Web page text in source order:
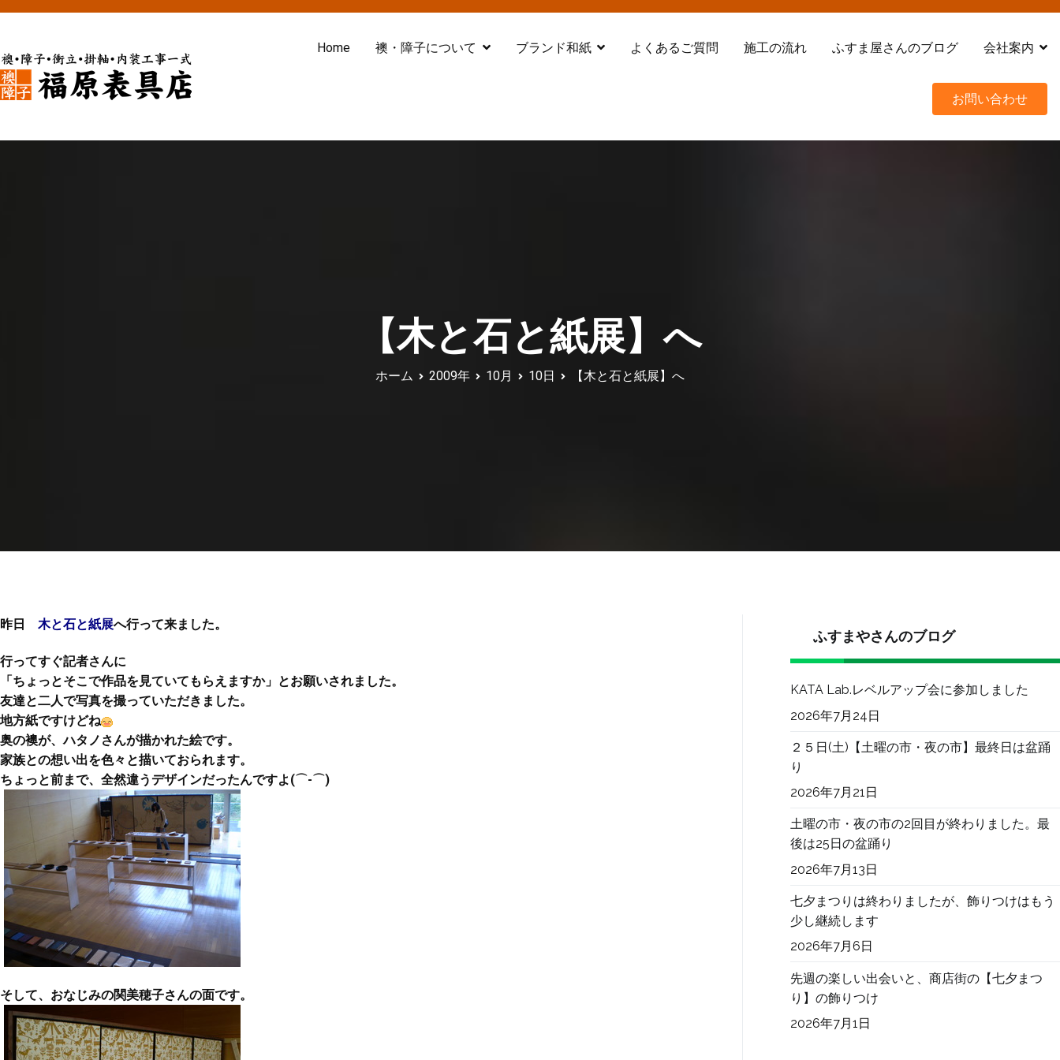
内
ス
キ
Home 襖・障子について ブランド和紙 よくあるご質問 施工の流れ ふすま屋さんのブログ 会社案内
お問い合わせ
【木と石と紙展】へ
ホーム 2009年 10月 10日 【木と石と紙展】へ
昨日 木と石と紙展へ行って来ました。
行ってすぐ記者さんに
「ちょっとそこで作品を見ていてもらえますか」とお願いされました。
友達と二人で写真を撮っていただきました。
地方紙ですけどね
奥の襖が、ハタノさんが描かれた絵です。
家族との想い出を色々と描いておられます。
ちょっと前まで、全然違うデザインだったんですよ(⌒-⌒)
そして、おなじみの関美穂子さんの面です。
ふすまやさんのブログ
KATA Lab.レベルアップ会に参加しました
2026年7月24日
２５日(土)【土曜の市・夜の市】最終日は盆踊
り
2026年7月21日
土曜の市・夜の市の2回目が終わりました。最
後は25日の盆踊り
2026年7月13日
七夕まつりは終わりましたが、飾りつけはもう
少し継続します
2026年7月6日
先週の楽しい出会いと、商店街の【七夕まつ
り】の飾りつけ
2026年7月1日